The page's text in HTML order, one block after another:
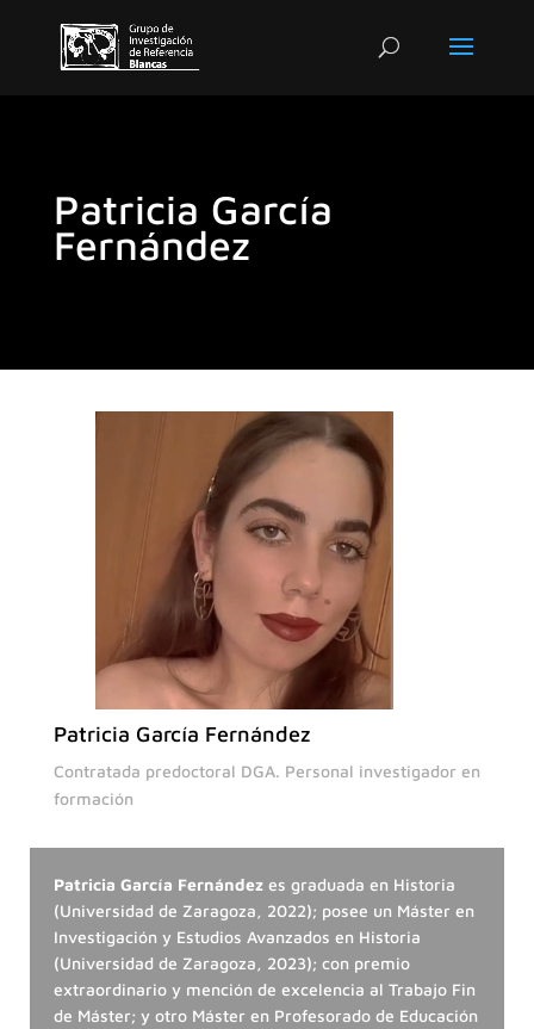
Patricia García
Fernández
Patricia García Fernández
Contratada predoctoral DGA. Personal investigador en
formación
Patricia García Fernándezes graduada en Historia
(Universidad de Zaragoza, 2022); posee un Máster en
Investigación y Estudios Avanzados en Historia
(Universidad de Zaragoza, 2023); con premio
extraordinario y mención de excelencia al Trabajo Fin
de Máster; y otro Máster en Profesorado de Educación